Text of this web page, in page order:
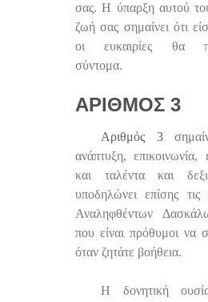
σας. Η ύπαρξη αυτού
ζωή σας σημαίνει ότι
οι ευκαιρίες θα
σύντομα.
ΑΡΙΘΜΌΣ 3
Αριθμός 3
ανάπτυξη, επικοινωνία,
και ταλέντα και
υποδηλώνει επίσης τις
Αναληφθέντων
που είναι πρόθυμοι να
όταν ζητάτε βοήθεια.
Η δονητική